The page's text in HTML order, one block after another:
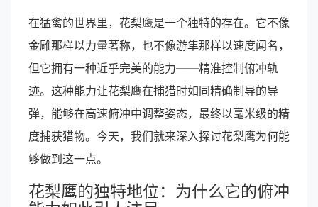
在猛禽的世界里，花梨鹰是一个独特的存在。它不像
金雕那样以力量著称，也不像游隼那样以速度闻名，
但它拥有一种近乎完美的能力——精准控制俯冲轨
迹。这种能力让花梨鹰在捕猎时如同精确制导的导
弹，能够在高速俯冲中调整姿态，最终以毫米级的精
度捕获猎物。今天，我们就来深入探讨花梨鹰为何能
够做到这一点。
花梨鹰的独特地位：为什么它的俯冲